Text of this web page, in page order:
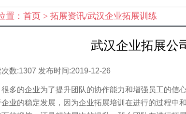
置： 首页 > 拓展资讯/武汉企业拓展训练
武汉企业拓展公
数:1307 发布时间:2019-12-26
的企业为了提升团队的协作能力和增强员工的信
业的稳定发展，因为企业拓展培训在进行的过程中